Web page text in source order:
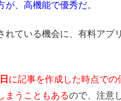
が、高機能で優秀だ。
ている機会に、有料アプ
に記事を作成した時点での
まうこともあるので、注意